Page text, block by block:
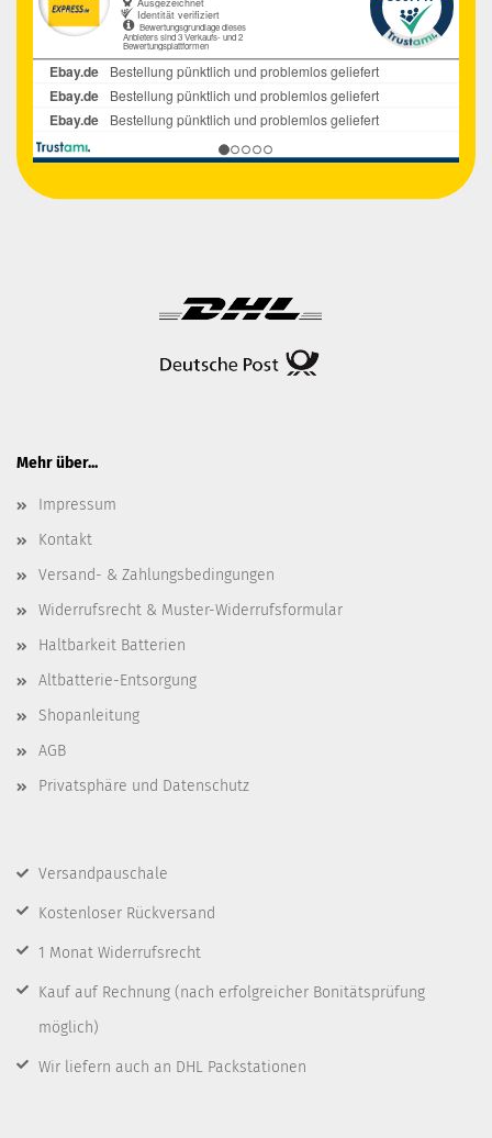
Mehr über...
Impressum
Kontakt
Versand- & Zahlungsbedingungen
Widerrufsrecht & Muster-Widerrufsformular
Haltbarkeit Batterien
Altbatterie-Entsorgung
Shopanleitung
AGB
Privatsphäre und Datenschutz
Versandpauschale
Kostenloser Rückversand
1 Monat Widerrufsrecht
Kauf auf Rechnung (nach erfolgreicher Bonitätsprüfung
möglich)
Wir liefern auch an DHL Packstationen